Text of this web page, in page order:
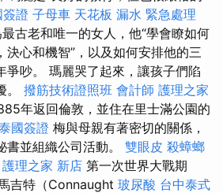
證 子母車 天花板 漏水 緊急處理
古老和唯一的女人，他“學會瞭如何
決心和機智”，以及如何安排他的三
爭吵。 瑪麗哭了起來，讓孩子們陷
。 撥筋技術證照班 會計師 護理之家
年返回倫敦，並住在里士滿公園的
國簽證 梅與母親有著密切的關係，
書並組織公司活動。 雙眼皮 殺蟑螂
護理之家 新店 第一次世界大戰期
吉特（Connaught 玻尿酸 台中泰式